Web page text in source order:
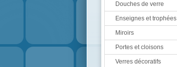
Douches de verre
Enseignes et trophées
Miroirs
Portes et cloisons
Verres décoratifs